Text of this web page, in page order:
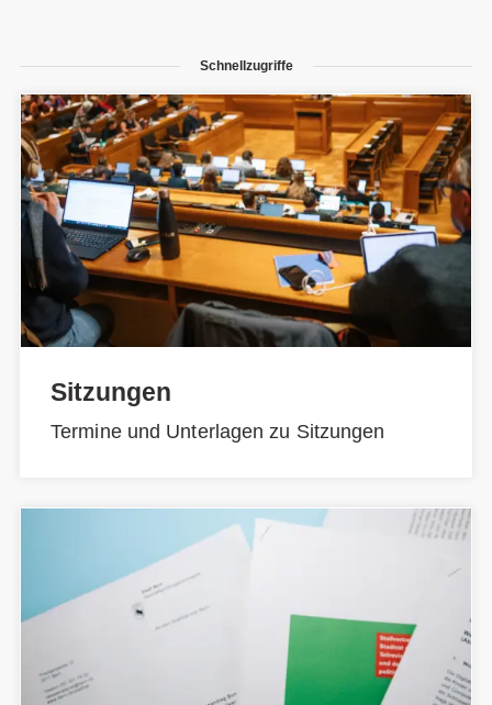
Schnellzugriffe
Sitzungen
Termine und Unterlagen zu Sitzungen